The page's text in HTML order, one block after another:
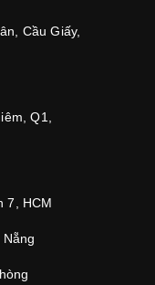
Cầu Giấy,
Q1,
7, HCM